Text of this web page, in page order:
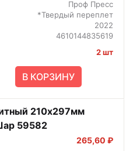
Проф Пресс
*Твердый переплет
2022
4610144835619
2 шт
В КОРЗИНУ
210х297мм
59582
265,60 ₽